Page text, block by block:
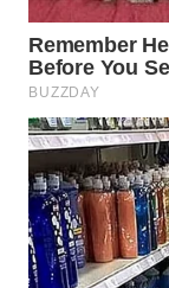
WAHANA
ADVOKAT
WAHANA
INFRASTRUKTUR
WAHANA
KONSUMEN
WAHANA